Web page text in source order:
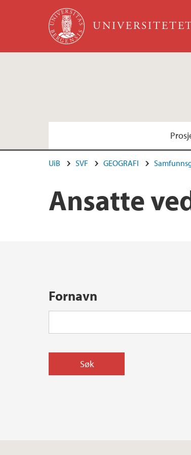
Hopp til hovedinnhold
The Green Economy Network
Medlemmer
UiB SVF GEOGRAFI
Ansatte
Fornavn